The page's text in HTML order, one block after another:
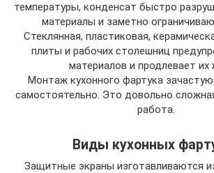
температуры, конденсат быстро
материалы и заметно
Стеклянная, пластиковая,
плиты и рабочих столешниц
материалов и продлевает их
Монтаж кухонного фартука
самостоятельно. Это довольно
работа.
Виды кухонных
Защитные экраны изготавливаются